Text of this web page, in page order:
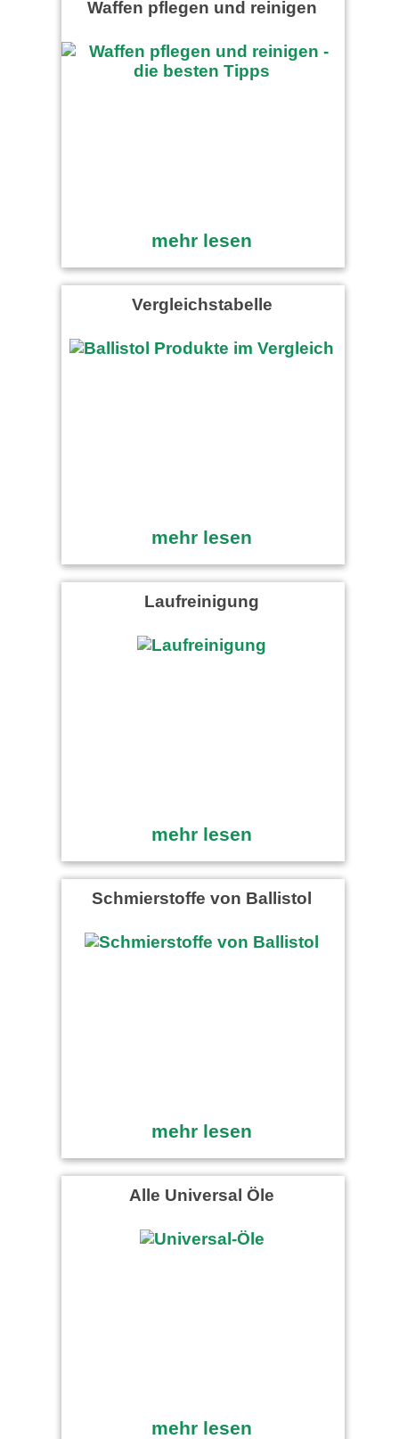
Waffen pflegen und reinigen
mehr lesen
Vergleichstabelle
mehr lesen
Laufreinigung
mehr lesen
Schmierstoffe von Ballistol
mehr lesen
Alle Universal Öle
mehr lesen